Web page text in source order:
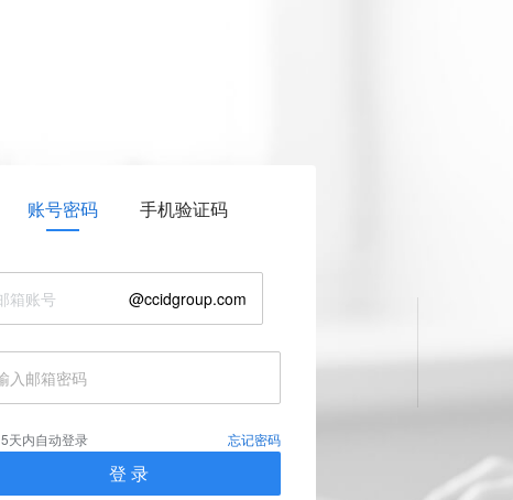
账号密码 手机验证码
@ccidgroup.com
5天内自动登录 忘记密码